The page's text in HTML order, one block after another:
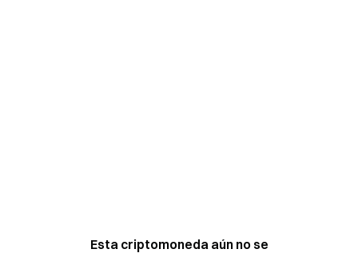
Esta criptomoneda aún no se